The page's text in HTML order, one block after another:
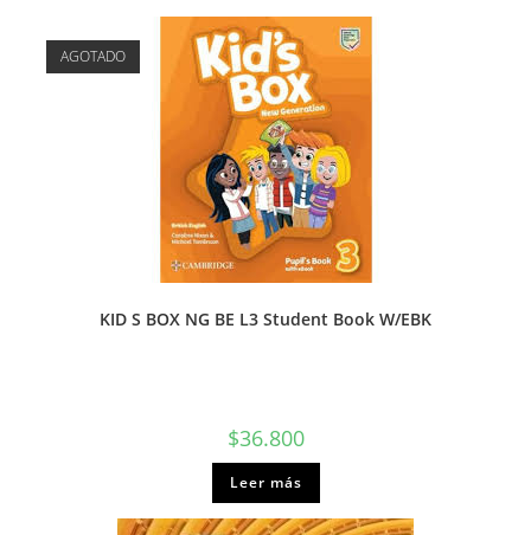
AGOTADO
KID S BOX NG BE L3 Student Book W/EBK
$36.800
Leer más